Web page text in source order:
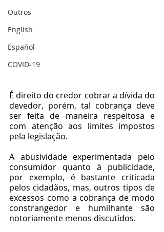
Outros
English
Español
COVID-19
É direito do credor cobrar a dívida do
devedor, porém, tal cobrança deve
ser feita de maneira respeitosa e
com atenção aos limites impostos
pela legislação.
A abusividade experimentada pelo
consumidor quanto à publicidade,
por exemplo, é bastante criticada
pelos cidadãos, mas, outros tipos de
excessos como a cobrança de modo
constrangedor e humilhante são
notoriamente menos discutidos.